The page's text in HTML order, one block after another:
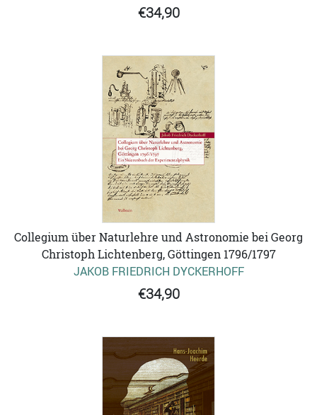
€34,90
Collegium über Naturlehre und Astronomie bei Georg
Christoph Lichtenberg, Göttingen 1796/1797
JAKOB FRIEDRICH DYCKERHOFF
€34,90